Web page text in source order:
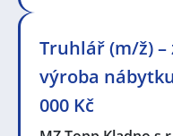
Truhlář (m/ž) –
výroba
000 Kč